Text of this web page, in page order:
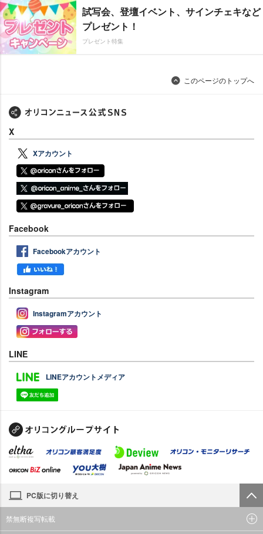
試写会、登壇イベント、サインチェキなど
プレゼント！
プレゼント特集
このページのトップへ
X
Xアカウント
Facebook
Facebookアカウント
Instagram
Instagramアカウント
LINE
LINEアカウントメディア
PC版に切り替え
禁無断複写転載